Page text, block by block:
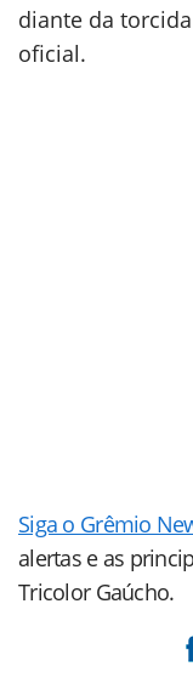
diante da
oficial.
Siga o Grêmio
alertas e as
Tricolor Gaúcho.